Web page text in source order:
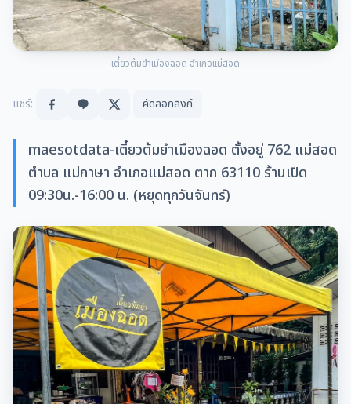
เตี๋ยวต้มยำเมืองฉอด อำเภอแม่สอด
แชร์: คัดลอกลิงก์
maesotdata-เตี๋ยวต้มยำเมืองฉอด ตั้งอยู่ 762 แม่สอด
ตำบล แม่กาษา อำเภอแม่สอด ตาก 63110 ร้านเปิด
09:30น.-16:00 น. (หยุดทุกวันจันทร์)